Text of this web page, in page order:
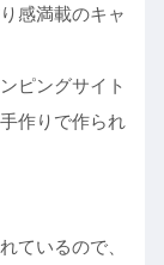
感満載のキャ
ピングサイト
作りで作られ
ているので、